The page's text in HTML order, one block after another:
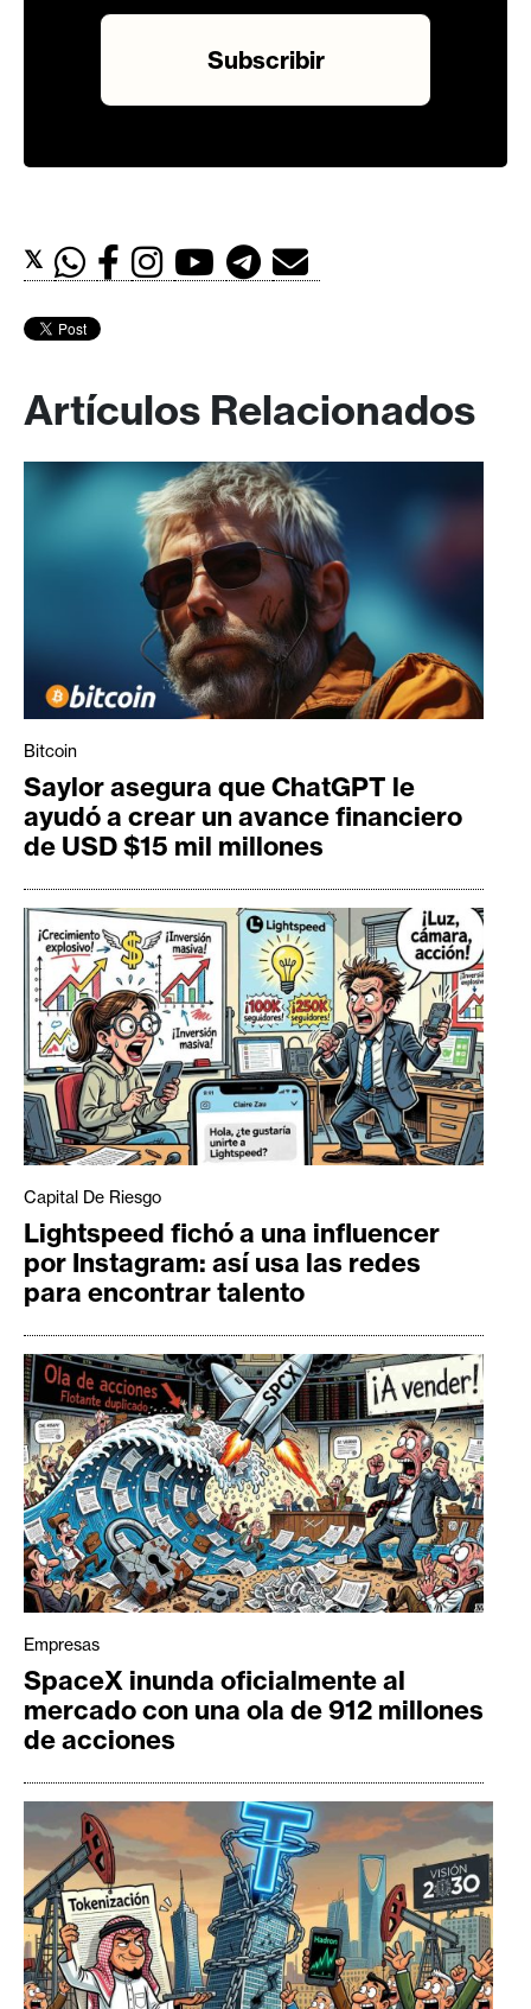
𝕏
Artículos Relacionados
Bitcoin
Saylor asegura que ChatGPT le
ayudó a crear un avance financiero
de USD $15 mil millones
Capital De Riesgo
Lightspeed fichó a una influencer
por Instagram: así usa las redes
para encontrar talento
Empresas
SpaceX inunda oficialmente al
mercado con una ola de 912 millones
de acciones